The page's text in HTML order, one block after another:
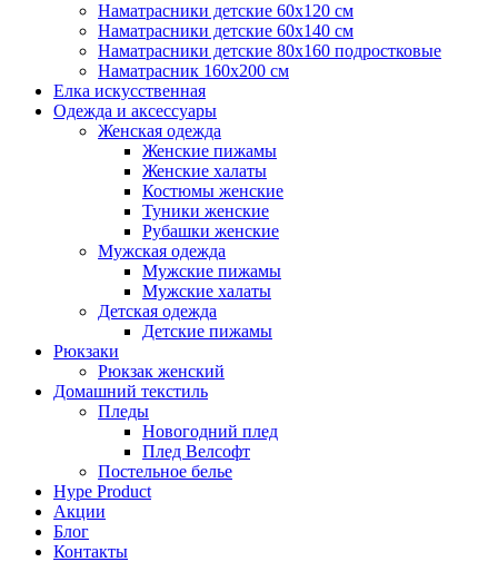
Наматрасники детские 60х120 см
Наматрасники детские 60х140 см
Наматрасники детские 80х160 подростковые
Наматрасник 160х200 см
Елка искусственная
Одежда и аксессуары
Женская одежда
Женские пижамы
Женские халаты
Костюмы женские
Туники женские
Рубашки женские
Мужская одежда
Мужские пижамы
Мужские халаты
Детская одежда
Детские пижамы
Рюкзаки
Рюкзак женский
Домашний текстиль
Пледы
Новогодний плед
Плед Велсофт
Постельное белье
Hype Product
Акции
Блог
Контакты